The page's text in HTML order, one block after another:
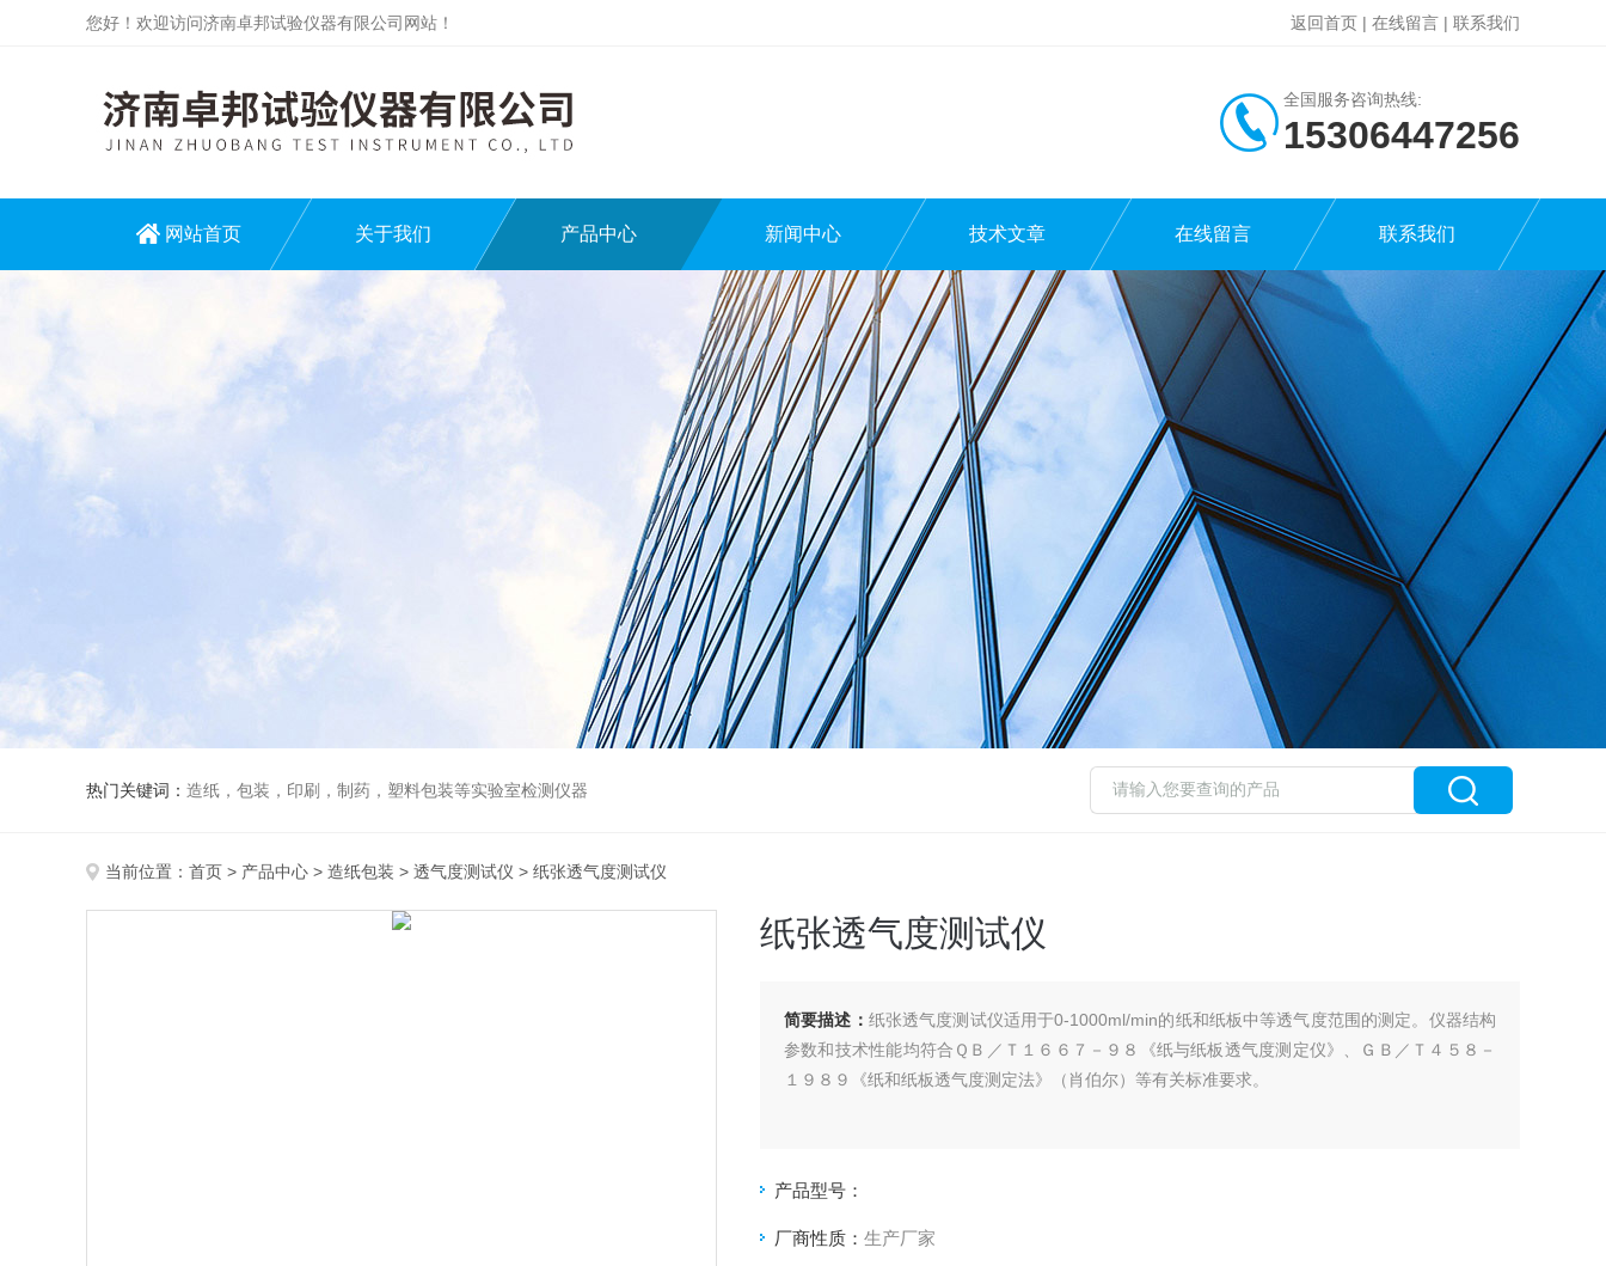
您好！欢迎访问济南卓邦试验仪器有限公司网站！ 返回首页 | 在线留言 | 联系我们
全国服务咨询热线:
15306447256
网站首页 关于我们 产品中心 新闻中心 技术文章 在线留言 联系我们
热门关键词： 造纸，包装，印刷，制药，塑料包装等实验室检测仪器
当前位置： 首页 > 产品中心 > 造纸包装 > 透气度测试仪 > 纸张透气度测试仪
纸张透气度测试仪
简要描述： 纸张透气度测试仪适用于0-1000ml/min的纸和纸板中等透气度范围的测定。仪器结构
参数和技术性能均符合ＱＢ／Ｔ１６６７－９８《纸与纸板透气度测定仪》、ＧＢ／Ｔ４５８－
１９８９《纸和纸板透气度测定法》（肖伯尔）等有关标准要求。
产品型号：
厂商性质： 生产厂家